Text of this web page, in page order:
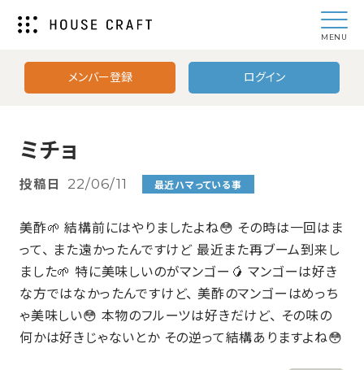
MENU
メンバー登録 ログイン
ミチョ
投稿日 22/06/11 最近ハマっている事
美酢🌱 結構前にはやりましたよね😳 その時は一回はま
って、 また遠かったんですけど 最近また再ブーム到来し
ました🌱 特に美味しいのがマンゴー🥭 マンゴーは好き
な方ではなかったんですけど、 美酢のマンゴーはめっち
ゃ美味しい😳 本物のフルーツは好きだけど、 その味の
何かは好きじゃないとか その逆って結構ありますよね😳